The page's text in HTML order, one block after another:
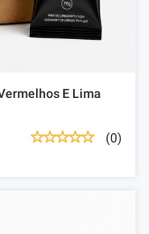
E Lima
(0)